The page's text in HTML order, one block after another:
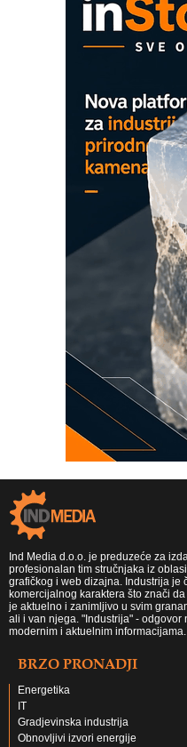
Proizvodnja
mrežnog
hlađenjem
Ind Media d.o.o. je preduzeće za
profesionalan tim stručnjaka iz
grafičkog i web dizajna. Industrija je
komercijalnog karaktera što znači
je aktuelno i zanimljivo u svim
ali i van njega. "Industrija" -
modernim i aktuelnim informacijama.
BRZO PRONADJI
Energetika
IT
Gradjevinska industrija
Obnovljivi izvori energije